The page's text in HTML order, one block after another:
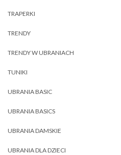
TRAPERKI
TRENDY
TRENDY W UBRANIACH
TUNIKI
UBRANIA BASIC
UBRANIA BASICS
UBRANIA DAMSKIE
UBRANIA DLA DZIECI